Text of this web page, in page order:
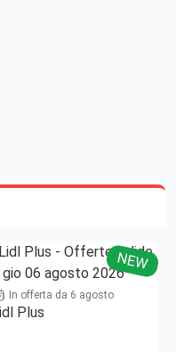
NEW
In offerta da 6 agosto
Plus